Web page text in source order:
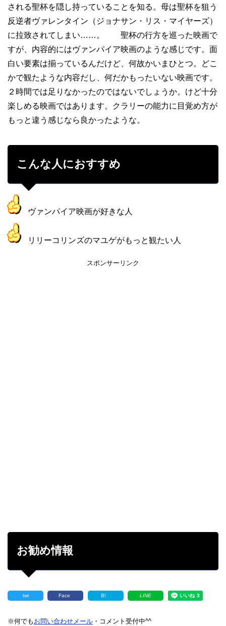
される聖杯を隠し持っていることを知る。母は聖杯を狙う
反逆者ヴァレンタイン（ジョナサン・リス・マイヤーズ）
に拉致されてしまい……。 聖杯の行方を巡った映画で
すが、内容的にはヴァンパイア映画のような感じです。面
白い要素は揃っているんだけど、何故かいまひとつ。どこ
かで観たような内容だし、何だかもったいない映画です。
２時間では足りなかったのではないでしょうか。けど十分
楽しめる映画ではあります。クラリーの能力に目覚め方が
もっと違う感じなら良かったような。
こんな人におすすめ
ヴァンパイア映画が好きな人
リリーコリンズのマユゲがもっと観たい人
スポンサーリンク
お勧め情報
twi Face B! LINE
※何でも お問い合わせメール ・コメント受付中^^